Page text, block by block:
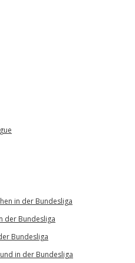
in der Bundesliga
der Bundesliga
Bundesliga
in der Bundesliga